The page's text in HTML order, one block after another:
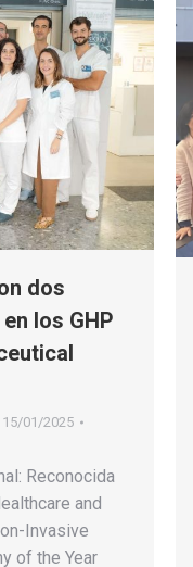
dos
los GHP
15/01/2025
Reconocida
and
Invasive
of the Year